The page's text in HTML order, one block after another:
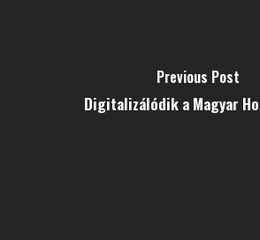
Previous Post
Digitalizálódik a Magyar